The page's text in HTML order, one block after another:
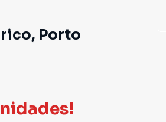
Porto